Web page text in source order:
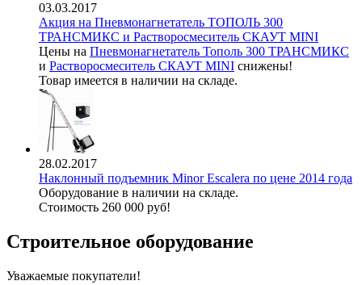
03.03.2017
Акция на Пневмонагнетатель ТОПОЛЬ 300
ТРАНСМИКС и Растворосмеситель СКАУТ MINI
Цены на Пневмонагнетатель Тополь 300 ТРАНСМИКС
и Растворосмеситель СКАУТ MINI снижены!
Товар имеется в наличии на складе.
28.02.2017
Наклонный подъемник Minor Escalera по цене 2014 года
Оборудование в наличии на складе.
Стоимость 260 000 руб!
Строительное оборудование
Уважаемые покупатели!